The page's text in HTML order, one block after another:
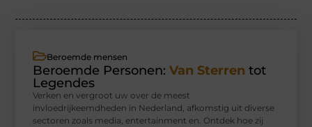
Beroemde mensen
Beroemde Personen:Van Sterren tot
Legendes
Verken en vergroot uw over de meest
invloedrijkeemdheden in Nederland, afkomstig uit diverse
sectoren zoals media, entertainment en. Ontdek hoe zij